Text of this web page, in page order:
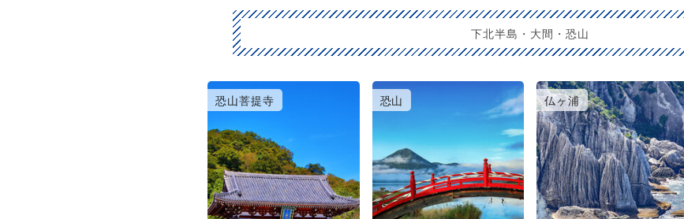
下北半島・大間・恐山
恐山菩提寺 恐山 仏ヶ浦